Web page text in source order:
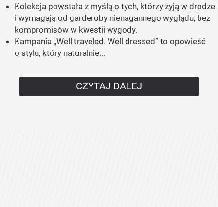
Kolekcja powstała z myślą o tych, którzy żyją w drodze
i wymagają od garderoby nienagannego wyglądu, bez
kompromisów w kwestii wygody.
Kampania „Well traveled. Well dressed” to opowieść
o stylu, który naturalnie...
CZYTAJ DALEJ